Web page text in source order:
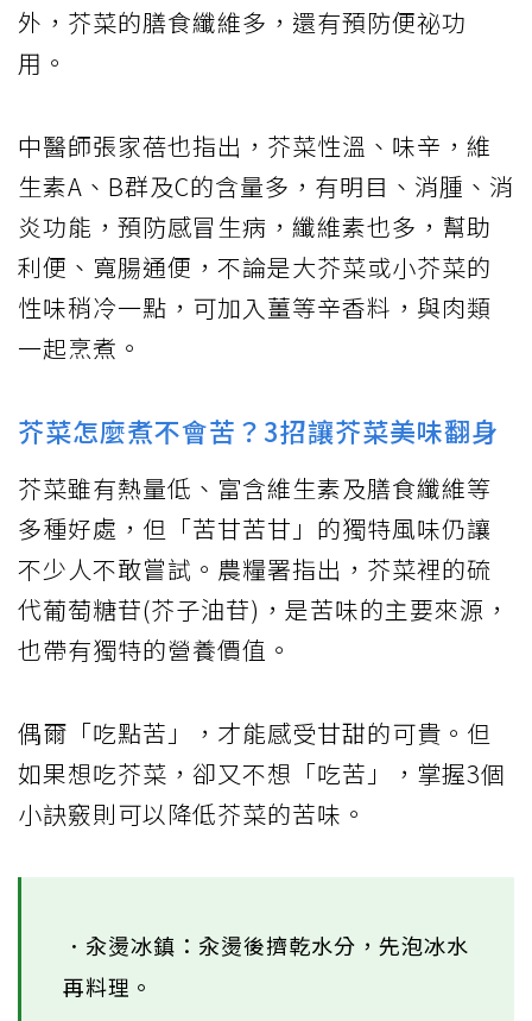
外，芥菜的膳食纖維多，還有預防便祕功
用。
中醫師張家蓓也指出，芥菜性溫、味辛，維
生素A、B群及C的含量多，有明目、消腫、消
炎功能，預防感冒生病，纖維素也多，幫助
利便、寬腸通便，不論是大芥菜或小芥菜的
性味稍冷一點，可加入薑等辛香料，與肉類
一起烹煮。
芥菜怎麼煮不會苦？3招讓芥菜美味翻身
芥菜雖有熱量低、富含維生素及膳食纖維等
多種好處，但「苦甘苦甘」的獨特風味仍讓
不少人不敢嘗試。農糧署指出，芥菜裡的硫
代葡萄糖苷(芥子油苷)，是苦味的主要來源，
也帶有獨特的營養價值。
偶爾「吃點苦」，才能感受甘甜的可貴。但
如果想吃芥菜，卻又不想「吃苦」，掌握3個
小訣竅則可以降低芥菜的苦味。
．汆燙冰鎮：汆燙後擠乾水分，先泡冰水
再料理。